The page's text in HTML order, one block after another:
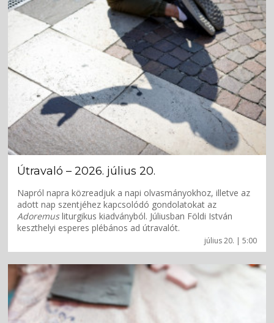
július 20. | 5:00
Útravaló – 2026. július 20.
Napról napra közreadjuk a napi olvasmányokhoz, illetve az
adott nap szentjéhez kapcsolódó gondolatokat az
Adoremusliturgikus kiadványból. Júliusban Földi István
keszthelyi esperes plébános ad útravalót.